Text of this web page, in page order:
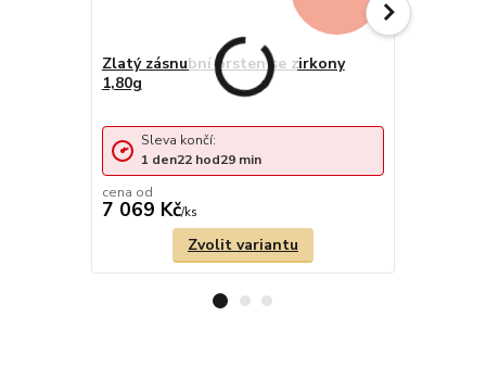
Zlatý zásnubní prsten se zirkony
1,80g
cena od
7 069 Kč/ks
Sleva končí:
1 den22 hod29 min
Zvolit variantu